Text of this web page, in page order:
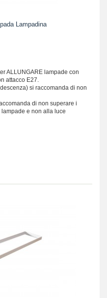
Lampadina
ALLUNGARE lampade con
attacco E27.
si raccomanda di non
di non superare i
e non alla luce